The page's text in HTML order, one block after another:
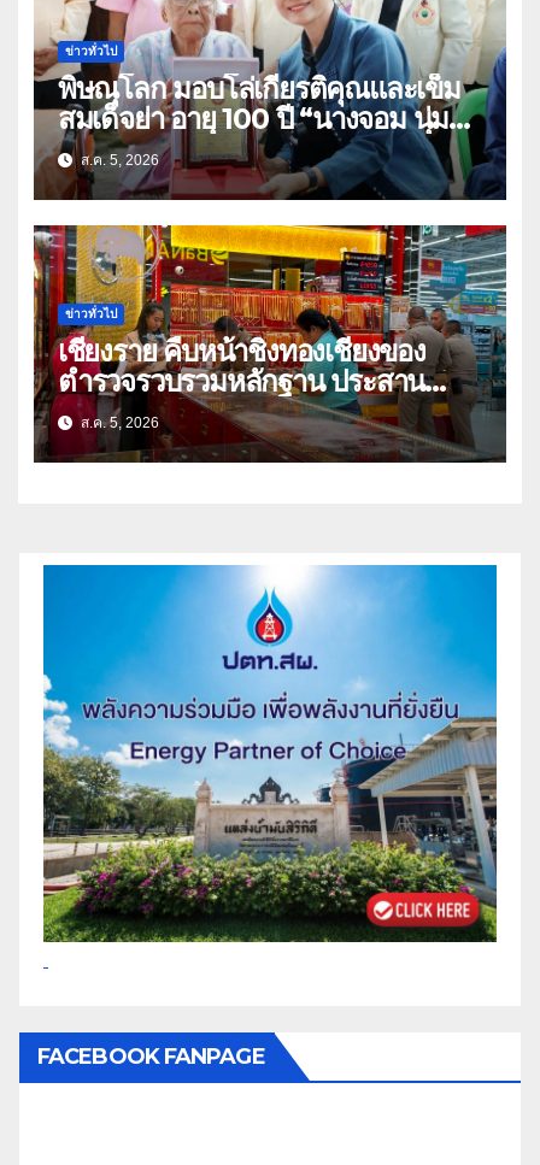
ข่าวทั่วไป
พิษณุโลก มอบโล่เกียรติคุณและเข็ม
สมเด็จย่า อายุ 100 ปี “นางจอม นุ่ม
เนตร” ตำบลบ้านกร่าง อำเภอเมือง
ส.ค. 5, 2026
ข่าวทั่วไป
เชียงราย คืบหน้าชิงทองเชียงของ
ตำรวจรวบรวมหลักฐาน ประสาน
สปป.ลาว ติดตามจับกุม
ส.ค. 5, 2026
FACEBOOK FANPAGE